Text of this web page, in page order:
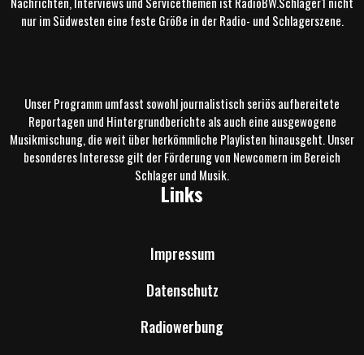
nur im Südwesten eine feste Größe in der Radio- und Schlagerszene.
Unser Programm umfasst sowohl journalistisch seriös aufbereitete
Reportagen und Hintergrundberichte als auch eine ausgewogene
Musikmischung, die weit über herkömmliche Playlisten hinausgeht. Unser
besonderes Interesse gilt der Förderung von Newcomern im Bereich
Schlager und Musik.
Links
Impressum
Datenschutz
Radiowerbung